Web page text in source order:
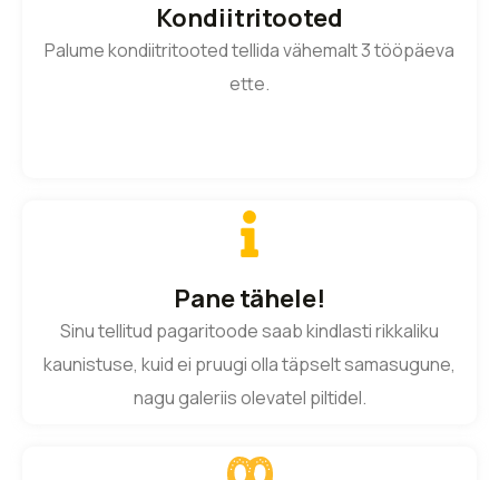
Kondiitritooted
Palume kondiitritooted tellida vähemalt 3 tööpäeva
ette.
Pane tähele!
Sinu tellitud pagaritoode saab kindlasti rikkaliku
kaunistuse, kuid ei pruugi olla täpselt samasugune,
nagu galeriis olevatel piltidel.